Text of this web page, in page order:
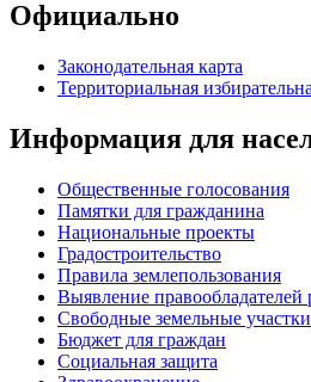
Официально
Законодательная карта
Территориальная
Информация для
Общественные голосования
Памятки для гражданина
Национальные проекты
Градостроительство
Правила землепользования
Выявление правообладателей
Свободные земельные участки
Бюджет для граждан
Социальная защита